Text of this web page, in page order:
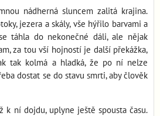
nádherná sluncem zalitá krajina.
jezera a skály, vše hýřilo barvami a
táhla do nekonečné dáli, ale nějak
za tou vší hojností je další překážka,
tak kolmá a hladká, že po ní nelze
dostat se do stavu smrti, aby člověk
k ní dojdu, uplyne ještě spousta času.